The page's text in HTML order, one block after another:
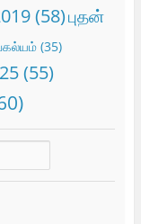
(58)புதன்
(35)
(55)